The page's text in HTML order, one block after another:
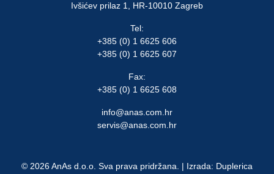
Ivšićev prilaz 1, HR-10010 Zagreb
Tel:
+385 (0) 1 6625 606
+385 (0) 1 6625 607
Fax:
+385 (0) 1 6625 608
info@anas.com.hr
servis@anas.com.hr
© 2026 AnAs d.o.o. Sva prava pridržana. | Izrada: Duplerica